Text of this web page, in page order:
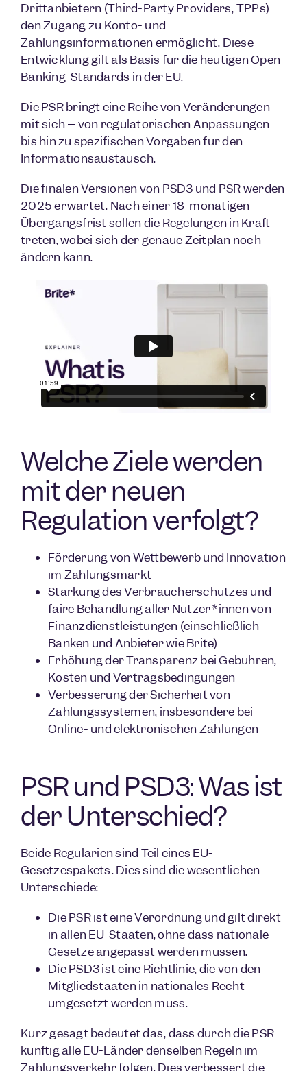
Drittanbietern (Third-Party Providers, TPPs)
den Zugang zu Konto- und
Zahlungsinformationen ermöglicht. Diese
Entwicklung gilt als Basis für die heutigen Open-
Banking-Standards in der EU.
Die PSR bringt eine Reihe von Veränderungen
mit sich – von regulatorischen Anpassungen
bis hin zu spezifischen Vorgaben für den
Informationsaustausch.
Die finalen Versionen von PSD3 und PSR werden
2025 erwartet. Nach einer 18-monatigen
Übergangsfrist sollen die Regelungen in Kraft
treten, wobei sich der genaue Zeitplan noch
ändern kann.
Welche Ziele werden
mit der neuen
Regulation verfolgt?
Förderung von Wettbewerb und Innovation
im Zahlungsmarkt
Stärkung des Verbraucherschutzes und
faire Behandlung aller Nutzer*innen von
Finanzdienstleistungen (einschließlich
Banken und Anbieter wie Brite)
Erhöhung der Transparenz bei Gebühren,
Kosten und Vertragsbedingungen
Verbesserung der Sicherheit von
Zahlungssystemen, insbesondere bei
Online- und elektronischen Zahlungen
PSR und PSD3: Was ist
der Unterschied?
Beide Regularien sind Teil eines EU-
Gesetzespakets. Dies sind die wesentlichen
Unterschiede:
Die PSR ist eine Verordnung und gilt direkt
in allen EU-Staaten, ohne dass nationale
Gesetze angepasst werden müssen.
Die PSD3 ist eine Richtlinie, die von den
Mitgliedstaaten in nationales Recht
umgesetzt werden muss.
Kurz gesagt bedeutet das, dass durch die PSR
künftig alle EU-Länder denselben Regeln im
Zahlungsverkehr folgen. Dies verbessert die